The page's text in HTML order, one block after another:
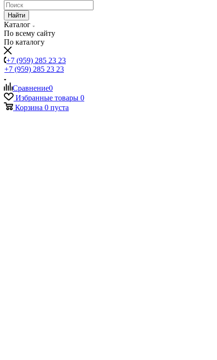
Найти
Каталог
По всему сайту
По каталогу
+7 (959) 285 23 23
+7 (959) 285 23 23
Сравнение0
Избранные товары 0
Корзина 0 пуста